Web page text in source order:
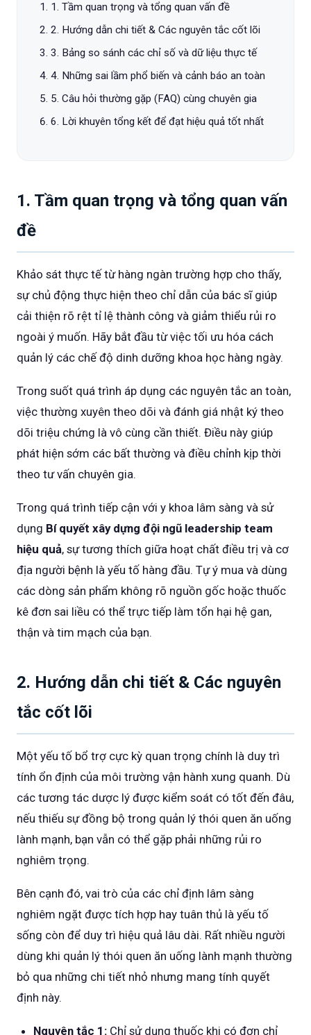
1. Tầm quan trọng và tổng quan vấn đề
2. Hướng dẫn chi tiết & Các nguyên tắc cốt lõi
3. Bảng so sánh các chỉ số và dữ liệu thực tế
4. Những sai lầm phổ biến và cảnh báo an toàn
5. Câu hỏi thường gặp (FAQ) cùng chuyên gia
6. Lời khuyên tổng kết để đạt hiệu quả tốt nhất
1. Tầm quan trọng và tổng quan vấn
đề
Khảo sát thực tế từ hàng ngàn trường hợp cho thấy,
sự chủ động thực hiện theo chỉ dẫn của bác sĩ giúp
cải thiện rõ rệt tỉ lệ thành công và giảm thiểu rủi ro
ngoài ý muốn. Hãy bắt đầu từ việc tối ưu hóa cách
quản lý các chế độ dinh dưỡng khoa học hàng ngày.
Trong suốt quá trình áp dụng các nguyên tắc an toàn,
việc thường xuyên theo dõi và đánh giá nhật ký theo
dõi triệu chứng là vô cùng cần thiết. Điều này giúp
phát hiện sớm các bất thường và điều chỉnh kịp thời
theo tư vấn chuyên gia.
Trong quá trình tiếp cận với y khoa lâm sàng và sử
dụng Bí quyết xây dựng đội ngũ leadership team
hiệu quả, sự tương thích giữa hoạt chất điều trị và cơ
địa người bệnh là yếu tố hàng đầu. Tự ý mua và dùng
các dòng sản phẩm không rõ nguồn gốc hoặc thuốc
kê đơn sai liều có thể trực tiếp làm tổn hại hệ gan,
thận và tim mạch của bạn.
2. Hướng dẫn chi tiết & Các nguyên
tắc cốt lõi
Một yếu tố bổ trợ cực kỳ quan trọng chính là duy trì
tính ổn định của môi trường vận hành xung quanh. Dù
các tương tác dược lý được kiểm soát có tốt đến đâu,
nếu thiếu sự đồng bộ trong quản lý thói quen ăn uống
lành mạnh, bạn vẫn có thể gặp phải những rủi ro
nghiêm trọng.
Bên cạnh đó, vai trò của các chỉ định lâm sàng
nghiêm ngặt được tích hợp hay tuân thủ là yếu tố
sống còn để duy trì hiệu quả lâu dài. Rất nhiều người
dùng khi quản lý thói quen ăn uống lành mạnh thường
bỏ qua những chi tiết nhỏ nhưng mang tính quyết
định này.
Nguyên tắc 1: Chỉ sử dụng thuốc khi có đơn chỉ